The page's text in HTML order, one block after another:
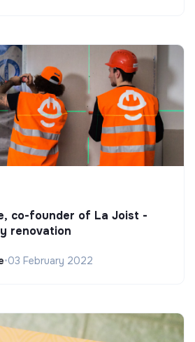
co-founder of La Joist -
renovation
•03 February 2022